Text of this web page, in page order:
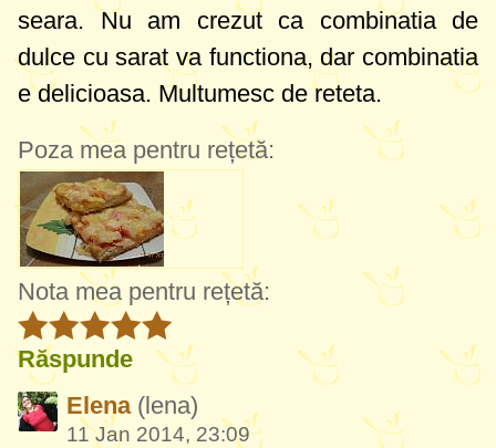
seara. Nu am crezut ca combinatia de
dulce cu sarat va functiona, dar combinatia
e delicioasa. Multumesc de reteta.
Poza mea pentru rețetă:
Nota mea pentru rețetă:
Răspunde
Elena (lena)
11 Jan 2014, 23:09